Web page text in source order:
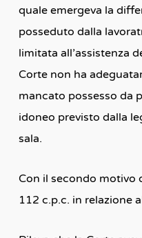
quale emergeva la
posseduto dalla
limitata all’assistenza
Corte non ha
mancato possesso da
idoneo previsto dalla
sala.
Con il secondo motivo
112 c.p.c. in relazione